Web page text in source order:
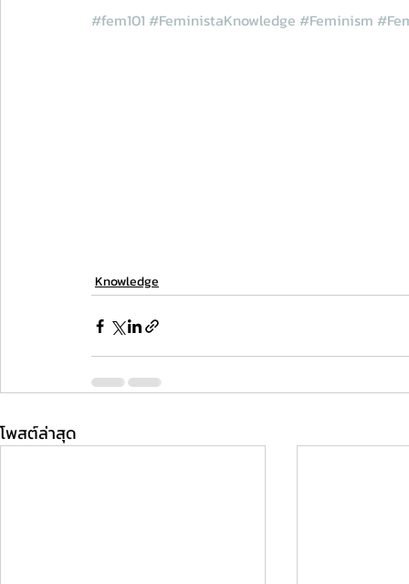
#fem101 #FeministaKnowledge #Feminism
Knowledge
โพสต์ล่าสุด